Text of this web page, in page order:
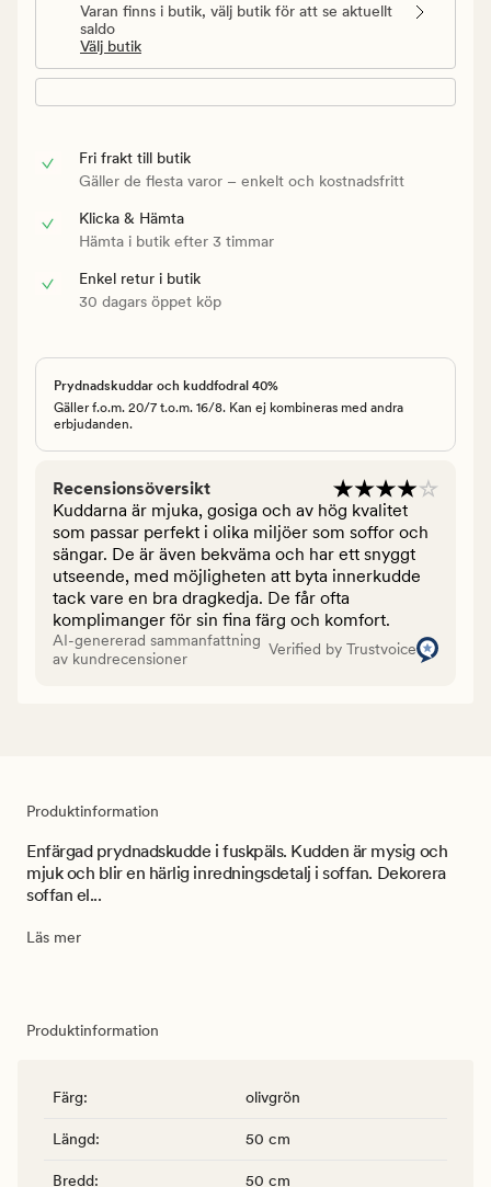
Varan finns i butik, välj butik för att se aktuellt
saldo
Välj butik
Fri frakt till butik
Gäller de flesta varor – enkelt och kostnadsfritt
Klicka & Hämta
Hämta i butik efter 3 timmar
Enkel retur i butik
30 dagars öppet köp
Prydnadskuddar och kuddfodral 40%
Gäller f.o.m. 20/7 t.o.m. 16/8. Kan ej kombineras med andra
erbjudanden.
Recensionsöversikt
Kuddarna är mjuka, gosiga och av hög kvalitet
som passar perfekt i olika miljöer som soffor och
sängar. De är även bekväma och har ett snyggt
utseende, med möjligheten att byta innerkudde
tack vare en bra dragkedja. De får ofta
komplimanger för sin fina färg och komfort.
AI-genererad sammanfattning
av kundrecensioner
Verified by Trustvoice
Produktinformation
Enfärgad prydnadskudde i fuskpäls. Kudden är mysig och
mjuk och blir en härlig inredningsdetalj i soffan. Dekorera
soffan el...
Läs mer
Produktinformation
Färg: olivgrön
Längd: 50 cm
Bredd: 50 cm